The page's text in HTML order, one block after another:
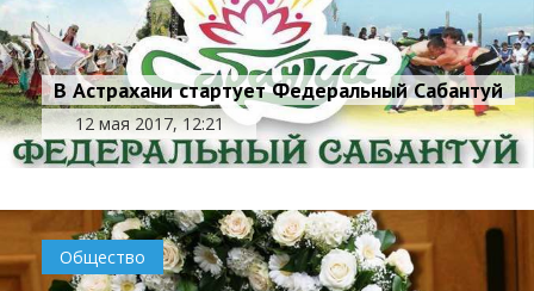
В Астрахани стартует Федеральный Сабантуй
12 мая 2017, 12:21
Общество